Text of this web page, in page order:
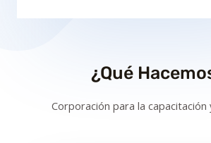
¿Qué
Corporación para la capacitación